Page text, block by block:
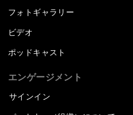
フォトギャラリー
ビデオ
ポッドキャスト
エンゲージメント
サインイン